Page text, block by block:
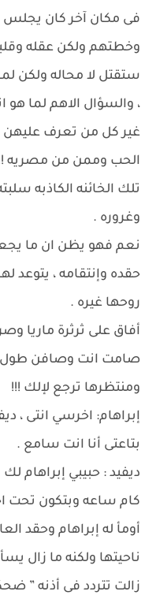
فى مكان آخر كان يجلس
وخطتهم ولكن عقله
ستقتل لا محاله ولكن
، والسؤال الاهم لما
غير كل من تعرف عليهن
الحب وممن من مصريه
تلك الخائنه الكاذبه
وغروره .
نعم فهو يظن ان ما
حقده وإنتقامه ، يتوعد
روحها غيره .
أفاق على ثرثرة ماريا
صامت انت وصافن طول
ومنتظرها ترجع لإلك !!!
إبراهام: اخرسي انتى ،
بتاعتى أنا انت سامع .
ديفيد : حبيبي إبراهام
كام ساعه وبتكون تحت
أومأ له إبراهام وحقد
ناحيتها ولكنه ما زال
زالت تتردد فى أذنه ”